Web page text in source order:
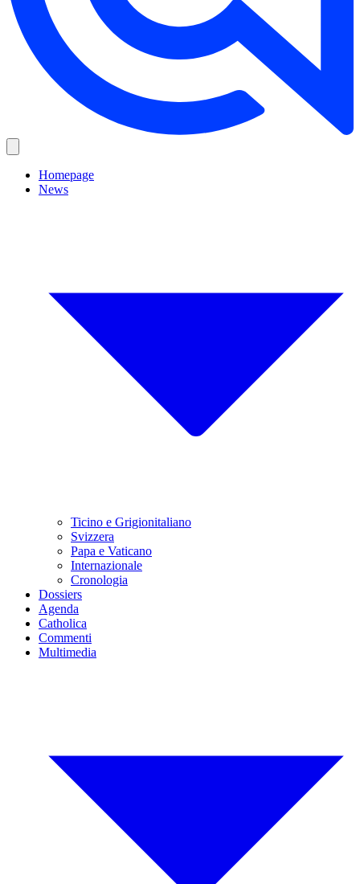
Homepage
News
Ticino e Grigionitaliano
Svizzera
Papa e Vaticano
Internazionale
Cronologia
Dossiers
Agenda
Catholica
Commenti
Multimedia